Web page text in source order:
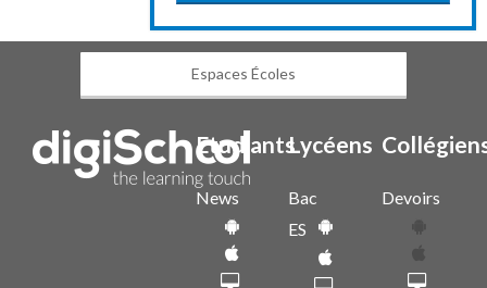
Espaces Écoles
Etudiants
News
Lycéens
Bac
ES
Devoirs